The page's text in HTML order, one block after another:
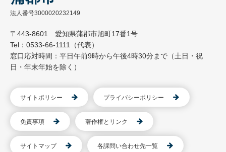
法人番号3000020232149
〒443-8601 愛知県蒲郡市旭町17番1号
Tel：0533-66-1111（代表）
窓口応対時間：平日午前9時から午後4時30分まで（土日・祝
日・年末年始を除く）
サイトポリシー プライバシーポリシー
免責事項 著作権とリンク
サイトマップ 各課問い合わせ先一覧